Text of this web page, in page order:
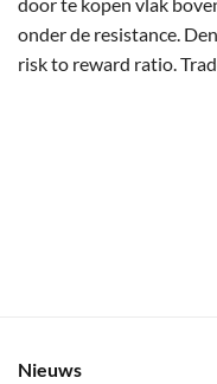
onder de resistance.
risk to reward ratio.
Nieuws